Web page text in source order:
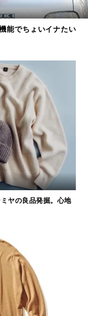
能でちょいイナたい
ヤの良品発掘。心地